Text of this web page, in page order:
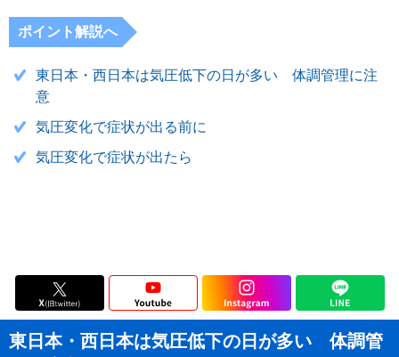
ポイント解説へ
東日本・西日本は気圧低下の日が多い 体調管理に注
意
気圧変化で症状が出る前に
気圧変化で症状が出たら
東日本・西日本は気圧低下の日が多い 体調管